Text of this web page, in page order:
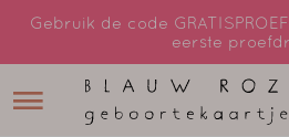
Gebruik de code
eerste